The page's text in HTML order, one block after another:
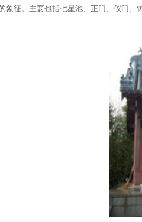
象征。主要包括七星池、正门、仪门